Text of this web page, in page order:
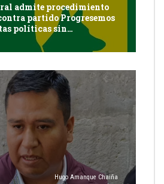
admite procedimiento
partido Progresemos
políticas sin
Cayma
Hugo Amanque Chaiña